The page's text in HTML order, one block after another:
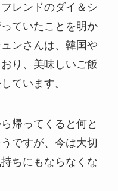
レンドのダイ＆シ
ていたことを明か
ンさんは、韓国や
り、美味しいご飯
ています。
帰ってくると何と
ですが、今は大切
ちにもならなくな